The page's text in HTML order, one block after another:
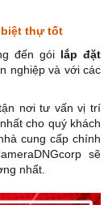
biệt thự tốt
đến gói lắp đặt
nghiệp và với các
nơi tư vấn vị trí
cho quý khách
cung cấp chính
sẽ
nhất.